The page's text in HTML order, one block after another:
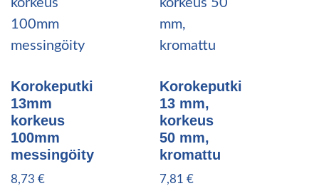
Korokeputki
13mm
korkeus
100mm
messingöity
8,73 €
Korokeputki
13 mm,
korkeus
50 mm,
kromattu
7,81 €